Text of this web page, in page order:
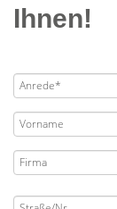
Ihnen!